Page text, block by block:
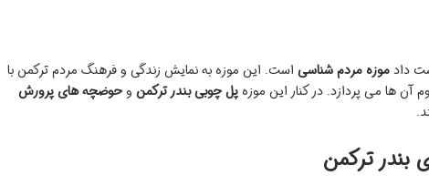
دادموزه مردم شناسی است. این موزه به نمایش زندگی و فرهنگ مردم ترکمن با
آن ها می پردازد. در کنار این موزهپل چوبی بندر ترکمن وحوضچه های پرورش
ترکمن